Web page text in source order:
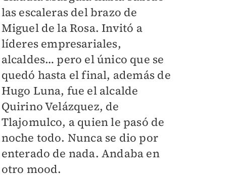
las escaleras del brazo de
Miguel de la Rosa. Invitó a
líderes empresariales,
alcaldes… pero el único que se
quedó hasta el final, además de
Hugo Luna, fue el alcalde
Quirino Velázquez, de
Tlajomulco, a quien le pasó de
noche todo. Nunca se dio por
enterado de nada. Andaba en
otro mood.